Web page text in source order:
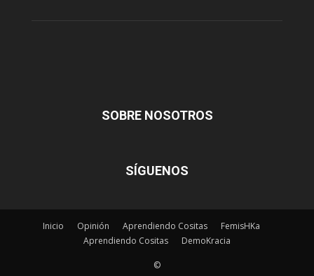
SOBRE NOSOTROS
SÍGUENOS
Inicio Opinión Aprendiendo Cositas
FemisHKa
Aprendiendo Cositas
DemoKracia
©